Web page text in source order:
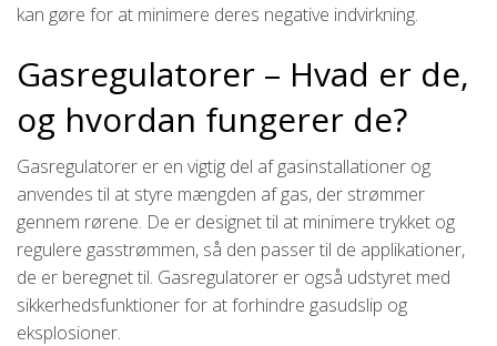
kan gøre for at minimere deres negative indvirkning.
Gasregulatorer – Hvad er de,
og hvordan fungerer de?
Gasregulatorer er en vigtig del af gasinstallationer og
anvendes til at styre mængden af gas, der strømmer
gennem rørene. De er designet til at minimere trykket og
regulere gasstrømmen, så den passer til de applikationer,
de er beregnet til. Gasregulatorer er også udstyret med
sikkerhedsfunktioner for at forhindre gasudslip og
eksplosioner.